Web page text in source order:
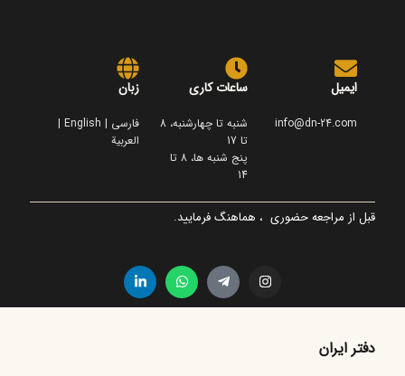
ایمیل
info@dn-24.com
ساعات کاری
شنبه تا چهارشنبه، 8
تا 17
پنج شنبه ها، 8 تا
14
زبان
فارسی | English |
العربية
قبل از مراجعه حضوری ، هماهنگ فرمایید.
دفتر ایران